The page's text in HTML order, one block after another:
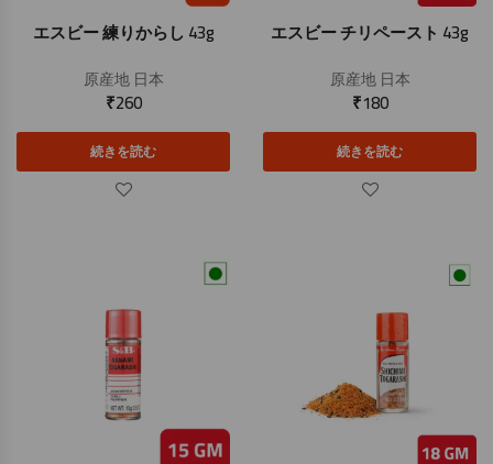
エスビー 練りからし 43g
原産地日本
₹260
続きを読む
エスビー チリペースト 43g
原産地日本
₹180
続きを読む